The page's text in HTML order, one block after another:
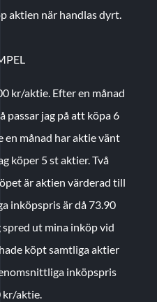
aktien när handlas dyrt.
kr/aktie. Efter en månad
passar jag på att köpa 6
en månad har aktie vänt
köper 5 st aktier.Två
är aktien värderad till
inköpspris är då 73.90
ut mina inköp vid
köpt samtliga aktier
inköpspris
kr/aktie.